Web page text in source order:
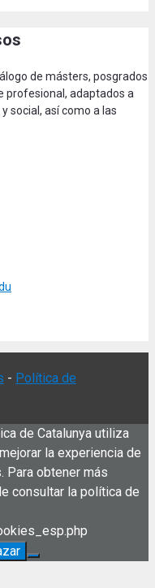
de másters, posgrados
profesional, adaptados a
social, así como a las
- Política de
de Catalunya utiliza
la experiencia de
Para obtener más
consultar la política de